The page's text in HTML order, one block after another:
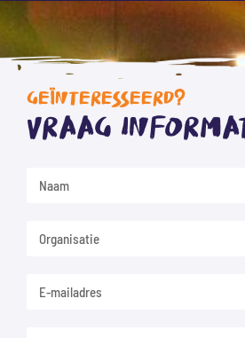
GEÏNTERESSEERD?
Vraag